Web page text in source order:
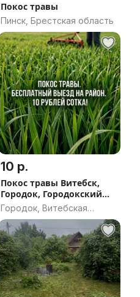
Покос травы
Пинск, Брестская область
10 р.
Покос травы Витебск,
Городок, Городокский
район.
Городок, Витебская
область